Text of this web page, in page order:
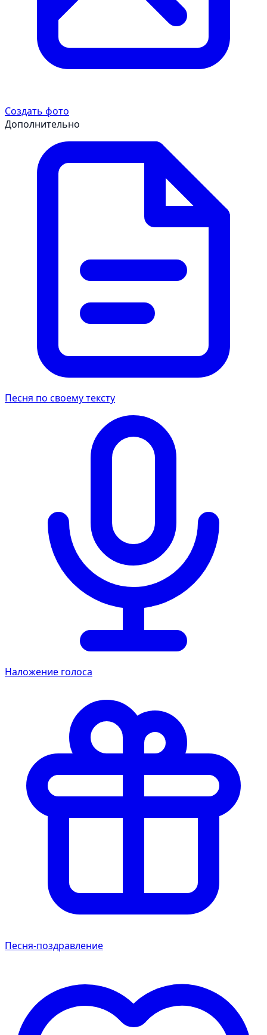
Создать фото
Дополнительно
Песня по своему тексту
Наложение голоса
Песня-поздравление